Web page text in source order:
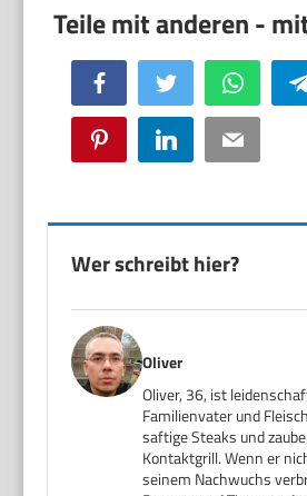
Facebook Twitter WhatsApp
Pinterest LinkedIn Email
Wer schreibt hier?
Oliver
Oliver, 36, ist
Familienvater und
saftige Steaks und
Kontaktgrill. Wenn er
seinem Nachwuchs